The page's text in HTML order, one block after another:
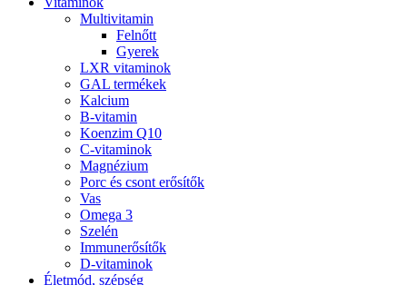
Multivitamin
Felnőtt
Gyerek
LXR vitaminok
GAL termékek
Kalcium
B-vitamin
Koenzim Q10
C-vitaminok
Magnézium
Porc és csont erősítők
Vas
Omega 3
Szelén
Immunerősítők
D-vitaminok
Életmód, szépség